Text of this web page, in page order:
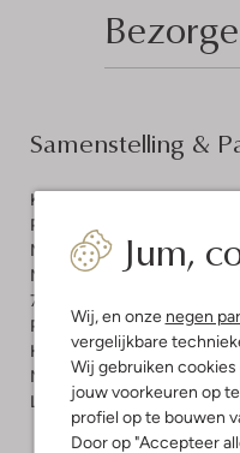
Jum,
Wij, en onze negen
vergelijkbare
Wij gebruiken
jouw voorkeuren op
profiel op te bouwen
Door op "Accepteer
Samenstelling &
Kleur:
Patroon:
Materiaal: Katoen
Materiaalpercentages:
70 % Katoen, 30 % Katoen
Pasvorm: Regular Fit
Halslijn: Kraag
Mouwlengte: Korte Mouw
Lengte:Kort